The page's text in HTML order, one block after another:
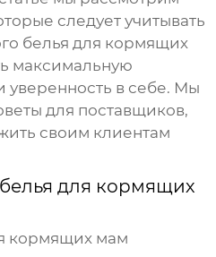
следует учитывать
белья для кормящих
максимальную
уверенность в себе. Мы
для поставщиков,
своим клиентам
белья для кормящих
кормящих мам